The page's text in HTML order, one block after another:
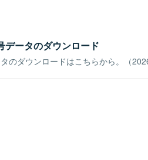
データのダウンロード
のダウンロードはこちらから。（